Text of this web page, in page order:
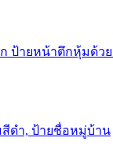
ก ป้ายหน้าตึกหุ้มด้ว
สีดำ, ป้ายชื่อหมู่บ้าน